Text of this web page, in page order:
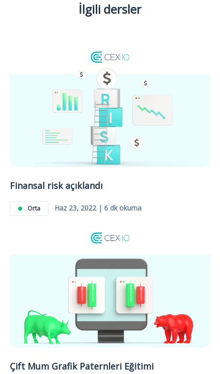
İlgili dersler
Finansal risk açıklandı
Orta Haz 23, 2022 | 6 dk okuma
Çift Mum Grafik Paternleri Eğitimi